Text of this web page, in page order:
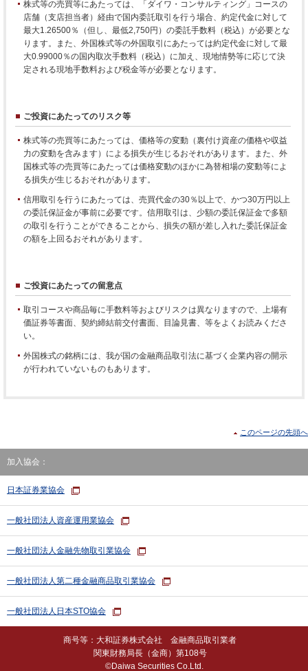
株式等の売買等にあたっては、「ダイワ・コンサルティング」コースの
店舗（支店担当者）経由で国内委託取引を行う場合、約定代金に対して
最大1.26500％（但し、最低2,750円）の委託手数料（税込）が必要とな
ります。また、外国株式等の外国取引にあたっては約定代金に対して最
大0.99000％の国内取次手数料（税込）に加え、現地情勢等に応じて決
定される現地手数料および税金等が必要となります。
ご投資にあたってのリスク等
株式等の売買等にあたっては、価格等の変動（裏付け資産の価格や収益
力の変動を含みます）による損失が生じるおそれがあります。また、外
国株式等の売買等にあたっては価格変動のほかに為替相場の変動等によ
る損失が生じるおそれがあります。
信用取引を行うにあたっては、売買代金の30％以上で、かつ30万円以上
の委託保証金が事前に必要です。信用取引は、少額の委託保証金で多額
の取引を行うことができることから、損失の額が差し入れた委託保証金
の額を上回るおそれがあります。
ご投資にあたっての留意点
取引コースや商品毎に手数料等およびリスクは異なりますので、上場有
価証券等書面、契約締結前交付書面、目論見書、等をよくお読みくださ
い。
外国株式の銘柄には、我が国の金融商品取引法に基づく企業内容の開示
が行われていないものもあります。
このページの先頭へ
加入協会：
日本証券業協会
一般社団法人資産運用業協会
一般社団法人金融先物取引業協会
一般社団法人第二種金融商品取引業協会
一般社団法人日本STO協会
商号等：大和証券株式会社 金融商品取引業者
関東財務局長（金商）第108号
©Daiwa Securities Co.Ltd.